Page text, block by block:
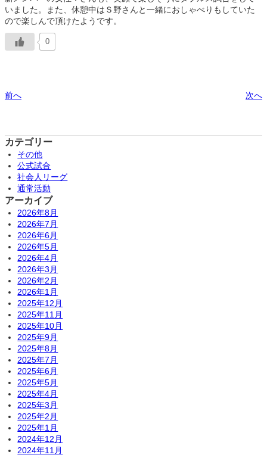
いました。また、休憩中はＳ野さんと一緒におしゃべりもしていた
ので楽しんで頂けたようです。
0
前へ 次へ
カテゴリー
その他
公式試合
社会人リーグ
通常活動
アーカイブ
2026年8月
2026年7月
2026年6月
2026年5月
2026年4月
2026年3月
2026年2月
2026年1月
2025年12月
2025年11月
2025年10月
2025年9月
2025年8月
2025年7月
2025年6月
2025年5月
2025年4月
2025年3月
2025年2月
2025年1月
2024年12月
2024年11月